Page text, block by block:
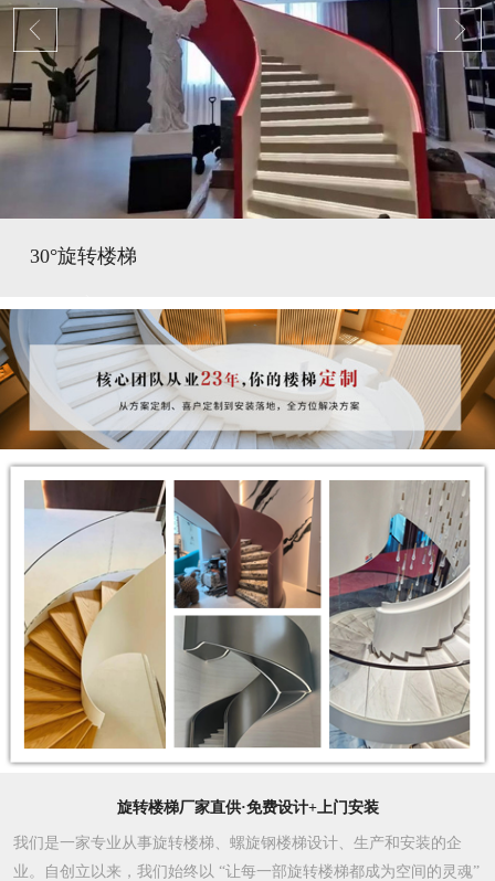
30°旋转楼梯
旋转楼梯厂家直供·免费设计+上门安装
我们是一家专业从事旋转楼梯、螺旋钢楼梯设计、生产和安装的企
业。自创立以来，我们始终以 “让每一部旋转楼梯都成为空间的灵魂”